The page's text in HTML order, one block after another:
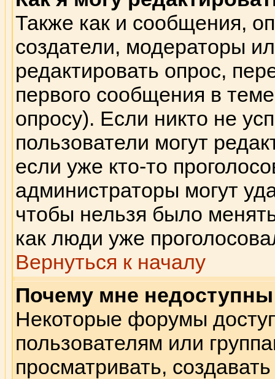
Также как и сообщения,
создатели, модераторы
редактировать опрос,
первого сообщения в
опросу). Если никто не
пользователи могут
если уже кто-то
администраторы могут
чтобы нельзя было
как люди уже
Вернуться к началу
Почему мне
Некоторые форумы
пользователям или
просматривать,